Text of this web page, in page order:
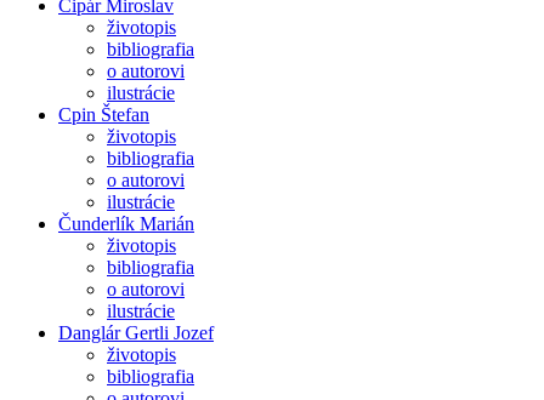
Cipár Miroslav
životopis
bibliografia
o autorovi
ilustrácie
Cpin Štefan
životopis
bibliografia
o autorovi
ilustrácie
Čunderlík Marián
životopis
bibliografia
o autorovi
ilustrácie
Danglár Gertli Jozef
životopis
bibliografia